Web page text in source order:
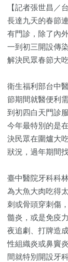
【記者張世昌／
長達九天的春節
有門診，除了內
一到初三開設傳
解決民眾春節大
衛生福利部台中
節期間就醫便利
到初四白天門診
今年最特別的是
決民眾在圍爐大
狀況，過年期間
臺中醫院牙科科
為大魚大肉吃得
刺或骨頭穿刺傷
髓炎，或是免疫
夜追劇、打牌造
性組織炎或鼻竇
間就特別開設牙